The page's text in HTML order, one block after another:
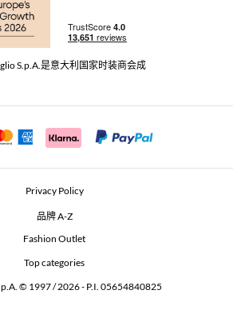
S.p.A.是意大利国家时装商会成
Privacy Policy
品牌 A-Z
Fashion Outlet
Top categories
© 1997 / 2026 - P.I. 05654840825